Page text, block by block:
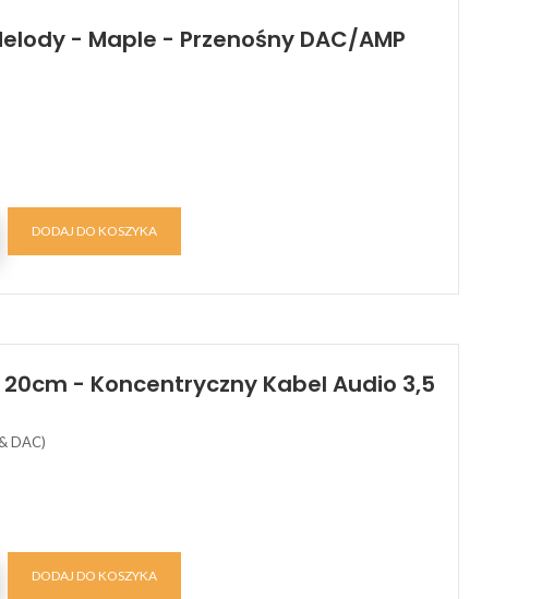
- Maple - Przenośny DAC/AMP
DODAJ DO KOSZYKA
20cm - Koncentryczny Kabel Audio 3,5
DAC)
DODAJ DO KOSZYKA